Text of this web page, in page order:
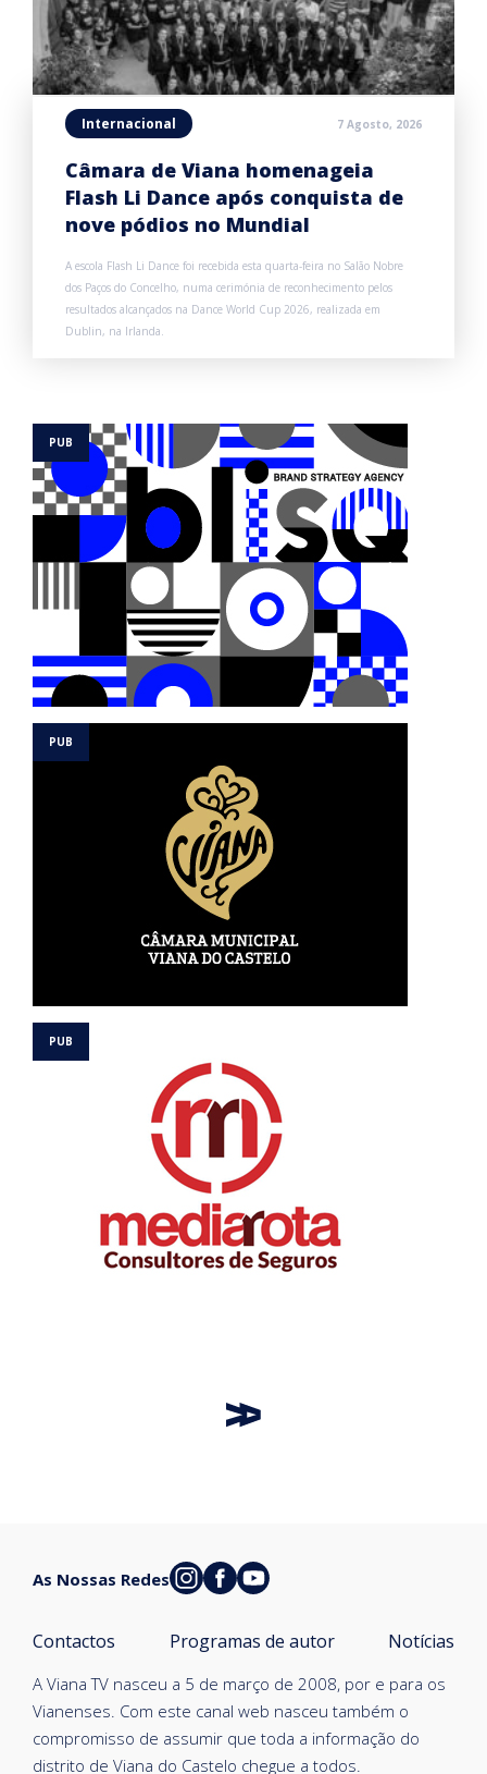
Internacional 7 Agosto, 2026
Câmara de Viana homenageia
Flash Li Dance após conquista de
nove pódios no Mundial
A escola Flash Li Dance foi recebida esta quarta-feira no Salão Nobre
dos Paços do Concelho, numa cerimónia de reconhecimento pelos
resultados alcançados na Dance World Cup 2026, realizada em
Dublin, na Irlanda.
A Viana TV nasceu a 5 de março de 2008, por e para os
Vianenses. Com este canal web nasceu também o
compromisso de assumir que toda a informação do
distrito de Viana do Castelo chegue a todos.
Contactos Programas de autor Notícias
As Nossas Redes